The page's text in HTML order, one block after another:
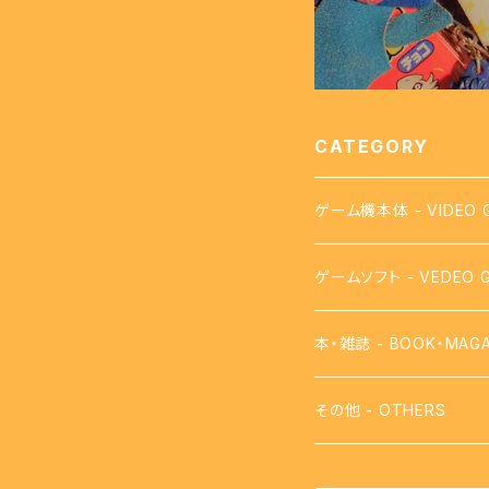
CATEGORY
ゲーム機本体 - VIDEO
ゲームソフト - VEDEO
【FC】ファミコン -
【FDS】ディスクシステ
本・雑誌 - BOOK・
攻略本
その他 - OTHERS